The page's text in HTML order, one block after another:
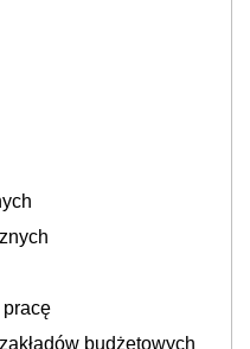
budżetowych